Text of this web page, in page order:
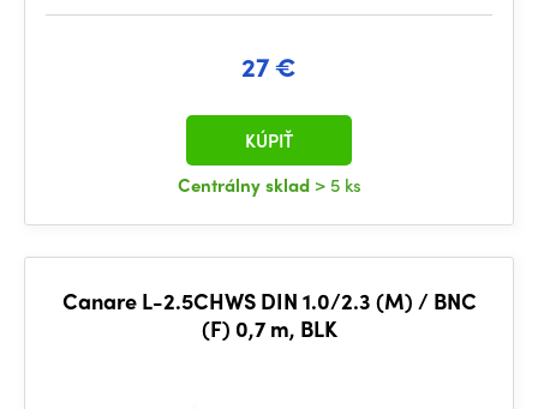
27 €
Centrálny sklad > 5 ks
KÚPIŤ
Canare L-2.5CHWS DIN 1.0/2.3 (M) / BNC
(F) 0,7 m, BLK